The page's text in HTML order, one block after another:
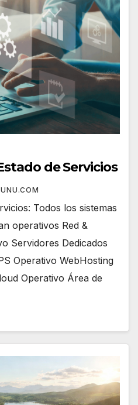
de Servicios
Todos los sistemas
operativos Red &
Servidores Dedicados
Operativo WebHosting
Operativo Área de